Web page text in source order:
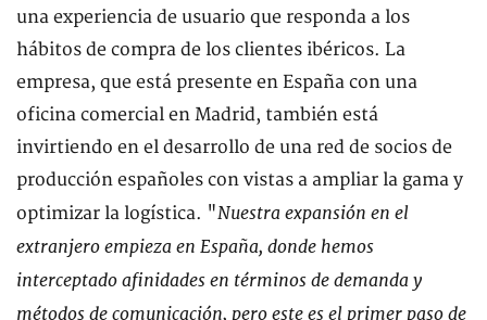
una experiencia de usuario que responda a los
hábitos de compra de los clientes ibéricos. La
empresa, que está presente en España con una
oficina comercial en Madrid, también está
invirtiendo en el desarrollo de una red de socios de
producción españoles con vistas a ampliar la gama y
optimizar la logística. "Nuestra expansión en el
extranjero empieza en España, donde hemos
interceptado afinidades en términos de demanda y
métodos de comunicación, pero este es el primer paso de